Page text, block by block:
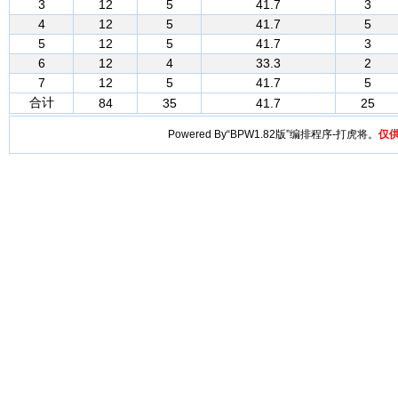
3
12 5 41.7
3
4
12 5 41.7
5
5
12 5 41.7
3
6
12 4 33.3
2
7
12 5 41.7
5
合计
84 35 41.7 25
Powered By“BPW1.82版”编排程序-打虎将。 仅